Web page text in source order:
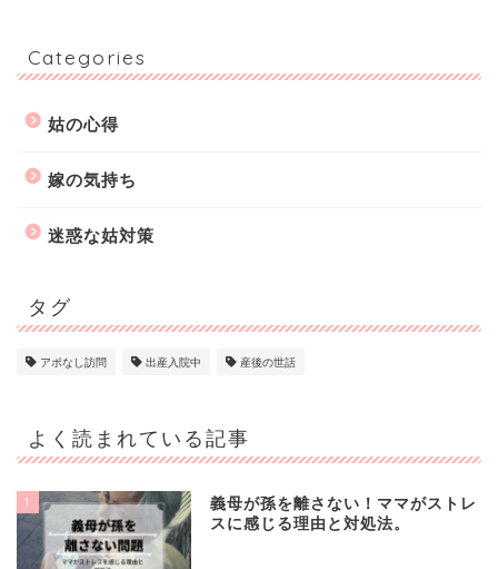
Categories
姑の心得
嫁の気持ち
迷惑な姑対策
タグ
アポなし訪問 出産入院中 産後の世話
よく読まれている記事
1
義母が孫を離さない！ママがストレ
スに感じる理由と対処法。